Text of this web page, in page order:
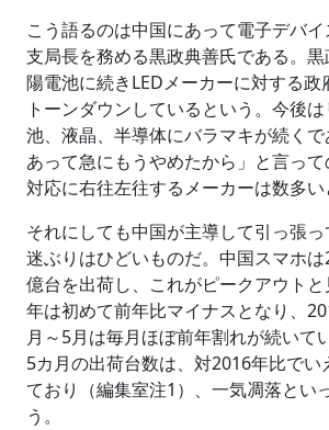
こう語るのは中国にあって電子デバ
支局長を務める黒政典善氏である。
陽電池に続きLEDメーカーに対する政
トーンダウンしているという。今後
池、液晶、半導体にバラマキが続く
あって急にもうやめたから」と言っ
対応に右往左往するメーカーは数多い
それにしても中国が主導して引っ張
迷ぶりはひどいものだ。中国スマホ
億台を出荷し、これがピークアウト
年は初めて前年比マイナスとなり、
月～5月は毎月ほぼ前年割れが続いて
5カ月の出荷台数は、対2016年比でい
ており（編集室注1）、一気凋落とい
う。